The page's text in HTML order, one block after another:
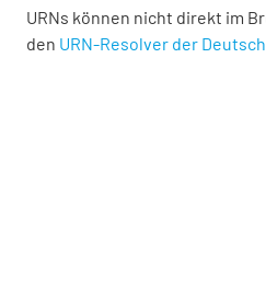
URNs können nicht direkt im
den URN-Resolver der